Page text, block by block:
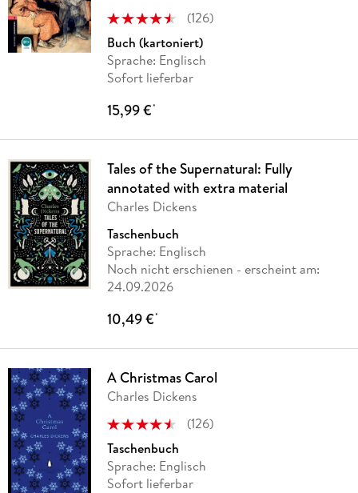
(126)
Buch (kartoniert)
Sprache: Englisch
Sofort lieferbar
15,99 €*
Tales of the Supernatural: Fully
annotated with extra material
Charles Dickens
Taschenbuch
Sprache: Englisch
Noch nicht erschienen - erscheint am:
24.09.2026
10,49 €*
A Christmas Carol
Charles Dickens
(126)
Taschenbuch
Sprache: Englisch
Sofort lieferbar